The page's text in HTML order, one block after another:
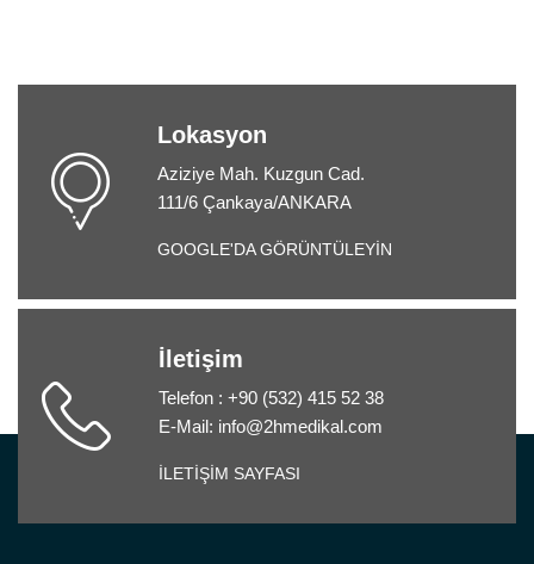
Lokasyon
Aziziye Mah. Kuzgun Cad.
111/6 Çankaya/ANKARA
GOOGLE'DA GÖRÜNTÜLEYİN
İletişim
Telefon : +90 (532) 415 52 38
E-Mail: info@2hmedikal.com
İLETİŞİM SAYFASI